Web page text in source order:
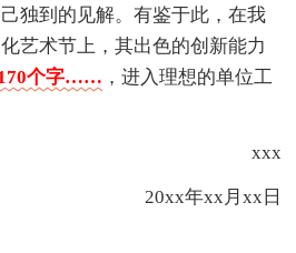
独到的见解。有鉴于此，在我
艺术节上，其出色的创新能力
个字…… ，进入理想的单位工
xxx
20xx年xx月xx日